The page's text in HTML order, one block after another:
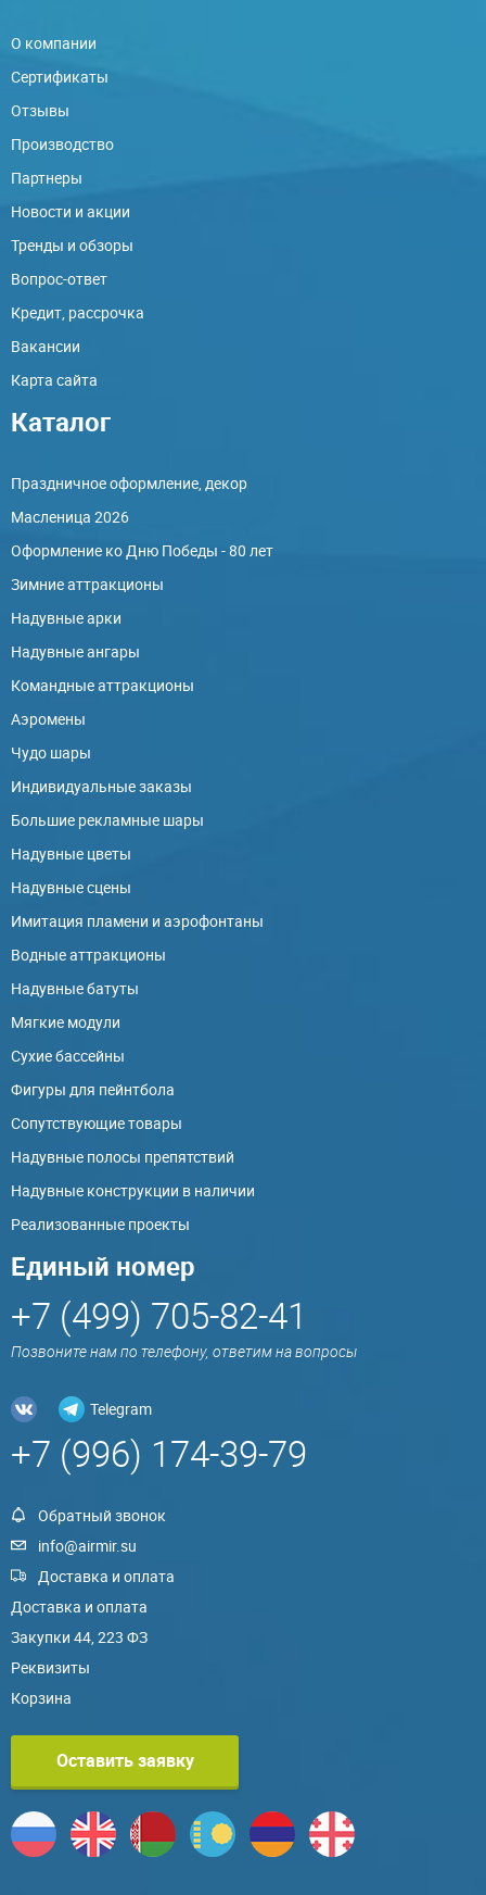
О компании
Сертификаты
Отзывы
Производство
Партнеры
Новости и акции
Тренды и обзоры
Вопрос-ответ
Кредит, рассрочка
Вакансии
Карта сайта
Каталог
Праздничное оформление, декор
Масленица 2026
Оформление ко Дню Победы - 80 лет
Зимние аттракционы
Надувные арки
Надувные ангары
Командные аттракционы
Аэромены
Чудо шары
Индивидуальные заказы
Большие рекламные шары
Надувные цветы
Надувные сцены
Имитация пламени и аэрофонтаны
Водные аттракционы
Надувные батуты
Мягкие модули
Сухие бассейны
Фигуры для пейнтбола
Сопутствующие товары
Надувные полосы препятствий
Надувные конструкции в наличии
Реализованные проекты
Единый номер
+7 (499) 705-82-41
Позвоните нам по телефону, ответим на вопросы
Telegram
+7 (996) 174-39-79
Обратный звонок
info@airmir.su
Доставка и оплата
Доставка и оплата
Закупки 44, 223 ФЗ
Реквизиты
Корзина
Оставить заявку